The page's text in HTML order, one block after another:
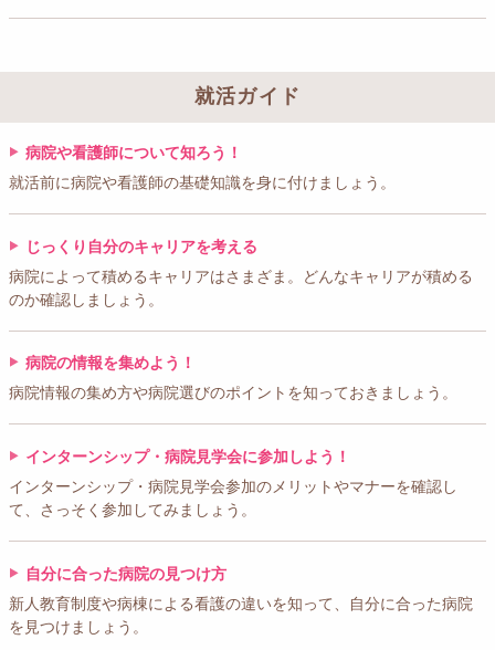
就活ガイド
病院や看護師について知ろう！
就活前に病院や看護師の基礎知識を身に付けましょう。
じっくり自分のキャリアを考える
病院によって積めるキャリアはさまざま。どんなキャリアが積める
のか確認しましょう。
病院の情報を集めよう！
病院情報の集め方や病院選びのポイントを知っておきましょう。
インターンシップ・病院見学会に参加しよう！
インターンシップ・病院見学会参加のメリットやマナーを確認し
て、さっそく参加してみましょう。
自分に合った病院の見つけ方
新人教育制度や病棟による看護の違いを知って、自分に合った病院
を見つけましょう。